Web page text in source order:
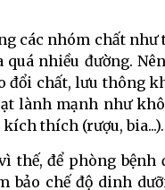
các nhóm chất như
nhiều đường.
đổi chất, lưu thông
lành mạnh như
thích (rượu, bia...).
thế, để phòng bệnh
bảo chế độ dinh